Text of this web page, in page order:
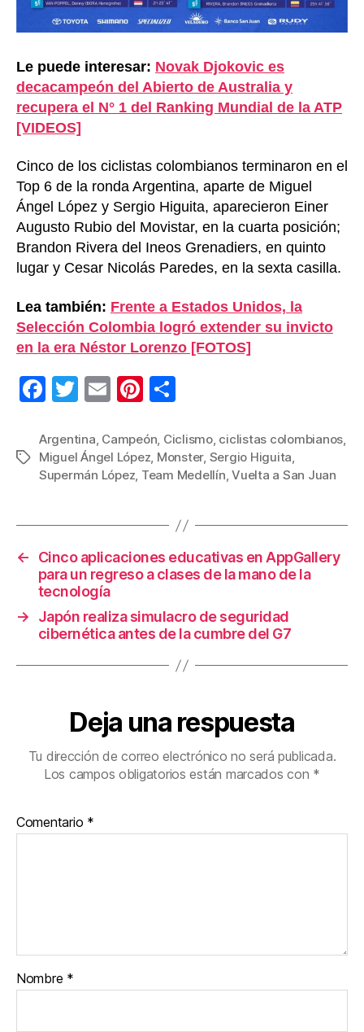
Le puede interesar: Novak Djokovic es
decacampeón del Abierto de Australia y
recupera el N° 1 del Ranking Mundial de la ATP
[VIDEOS]
Cinco de los ciclistas colombianos terminaron en el
Top 6 de la ronda Argentina, aparte de Miguel
Ángel López y Sergio Higuita, aparecieron Einer
Augusto Rubio del Movistar, en la cuarta posición;
Brandon Rivera del Ineos Grenadiers, en quinto
lugar y Cesar Nicolás Paredes, en la sexta casilla.
Lea también: Frente a Estados Unidos, la
Selección Colombia logró extender su invicto
en la era Néstor Lorenzo [FOTOS]
F
c
e
o
o
k
T
tt
er
E
ail
Pi
er
e
m
p
tir
Etiquetas
Argentina, Campeón, Ciclismo, ciclistas colombianos,
Miguel Ángel López, Monster, Sergio Higuita,
Supermán López, Team Medellín,Vuelta a San Juan
←
Cinco aplicaciones educativas en AppGallery
para un regreso a clases de la mano de la
tecnología
→
Japón realiza simulacro de seguridad
cibernética antes de la cumbre del G7
Deja una respuesta
Tu dirección de correo electrónico no será publicada.
Los campos obligatorios están marcados con *
Comentario *
Nombre *